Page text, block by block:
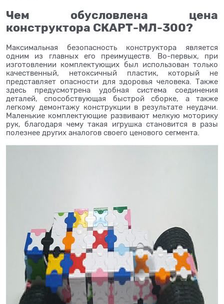
Чем обусловлена цена
конструктора СКАРТ-МЛ-300?
Максимальная безопасность конструктора является
одним из главных его преимуществ. Во-первых, при
изготовлении комплектующих был использован только
качественный, нетоксичный пластик, который не
представляет опасности для здоровья человека. Также
здесь предусмотрена удобная система соединения
деталей, способствующая быстрой сборке, а также
легкому демонтажу конструкции в результате неудачи.
Маленькие комплектующие развивают мелкую моторику
рук, благодаря чему такая игрушка становится в разы
полезнее других аналогов своего ценового сегмента.